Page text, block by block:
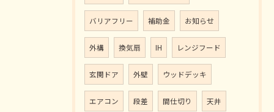
バリアフリー 補助金 お知らせ
外構 換気扇 IH レンジフード
玄関ドア 外壁 ウッドデッキ
エアコン 段差 間仕切り 天井